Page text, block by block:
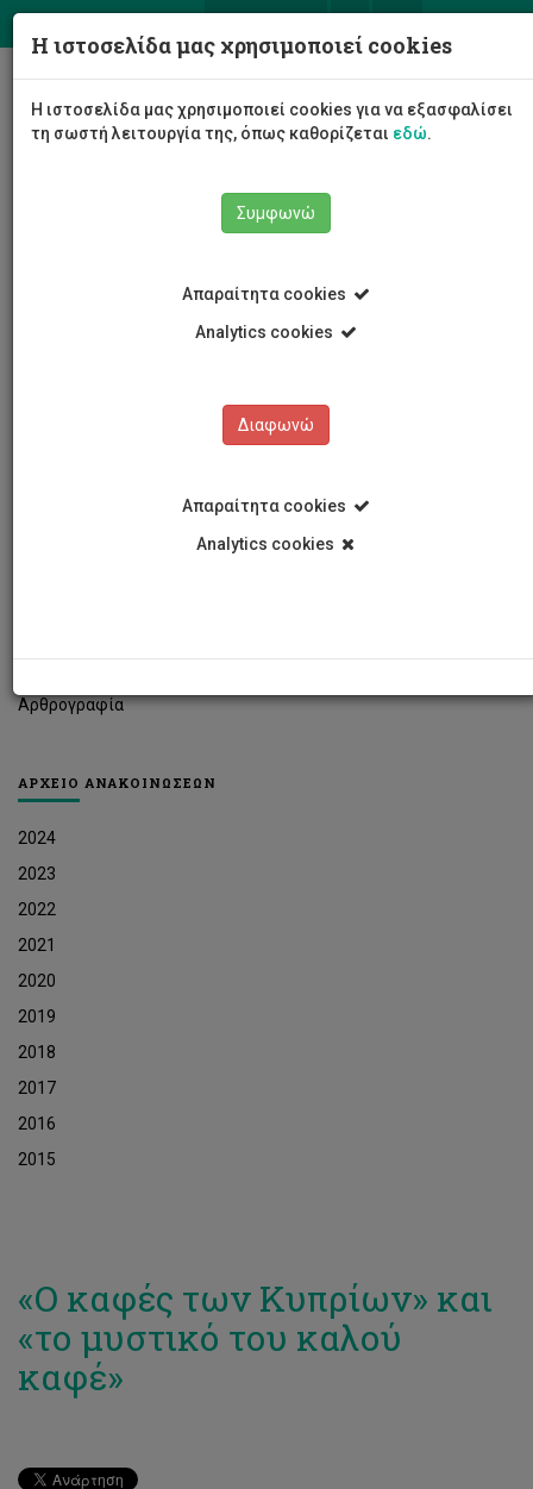
Αρθρογραφία
ΑΡΧΕΙΟ ΑΝΑΚΟΙΝΩΣΕΩΝ
2024
2023
2022
2021
2020
2019
2018
2017
2016
2015
«Ο καφές των Κυπρίων» και
«το μυστικό του καλού
καφέ»
Η ιστοσελίδα μας χρησιμοποιεί cookies
Η ιστοσελίδα μας χρησιμοποιεί cookies για να εξασφαλίσει
τη σωστή λειτουργία της, όπως καθορίζεται εδώ.
Συμφωνώ
Απαραίτητα cookies
Analytics cookies
Διαφωνώ
Απαραίτητα cookies
Analytics cookies